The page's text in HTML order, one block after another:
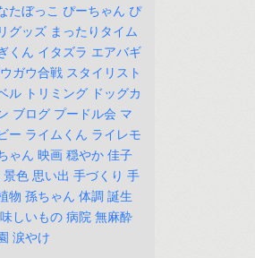
たぼっこ ぴーちゃん ぴ
グッズ まったりタイム
くん イタズラ エアバギ
ガウ合戦 スタイリスト
ル トリミング ドッグカ
ブログ プードル会 マ
ー ライムくん ライレモ
ゃん 映画 穏やか 佳子
景色 思い出 手づくり 手
物 孫ちゃん 体調 誕生
しいもの 病院 無麻酔
涙やけ